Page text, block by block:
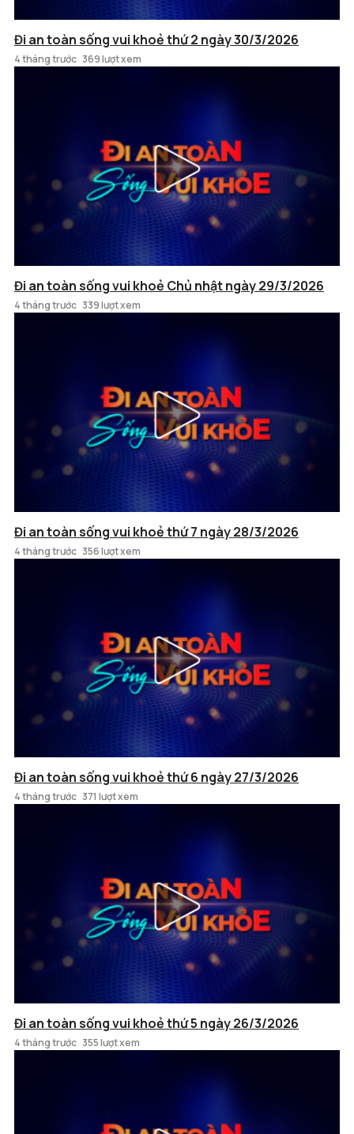
Đi an toàn sống vui khoẻ thứ 2 ngày 30/3/2026
4 tháng trước 369 lượt xem
Đi an toàn sống vui khoẻ Chủ nhật ngày 29/3/2026
4 tháng trước 339 lượt xem
Đi an toàn sống vui khoẻ thứ 7 ngày 28/3/2026
4 tháng trước 356 lượt xem
Đi an toàn sống vui khoẻ thứ 6 ngày 27/3/2026
4 tháng trước 371 lượt xem
Đi an toàn sống vui khoẻ thứ 5 ngày 26/3/2026
4 tháng trước 355 lượt xem